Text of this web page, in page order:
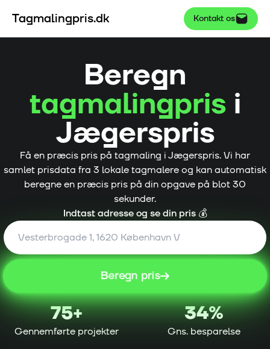
Tagmalingpris.dk Kontakt os
Beregn
tagmalingprisi
Jægerspris
Få en præcis pris på tagmaling iJægerspris. Vi har
samlet prisdata fra 3 lokale tagmalere og kan automatisk
beregne en præcis pris på din opgave på blot 30
sekunder.
Indtast adresse og se din pris 💰
Beregn pris
75+
Gennemførte projekter
34%
Gns. besparelse